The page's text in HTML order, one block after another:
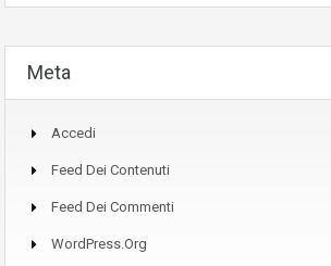
Meta
Accedi
Feed Dei Contenuti
Feed Dei Commenti
WordPress.org